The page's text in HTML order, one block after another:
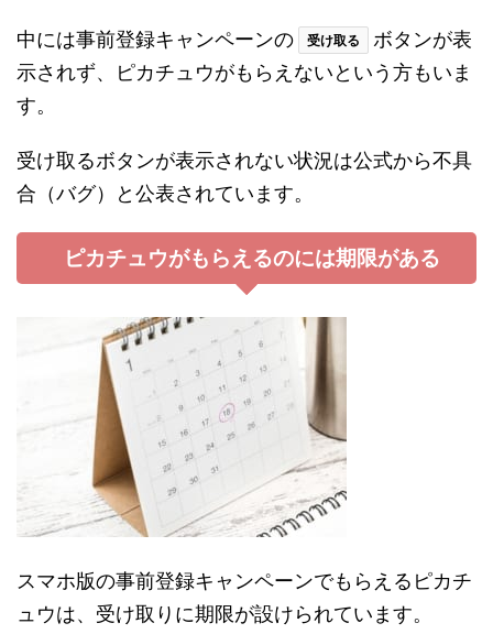
中には事前登録キャンペーンの 受け取る
ボタンが表
示されず、ピカチュウがもらえないという方もいま
す。
受け取るボタンが表示されない状況は公式から不具
合（バグ）と公表されています。
ピカチュウがもらえるのには期限がある
スマホ版の事前登録キャンペーンでもらえるピカチ
ュウは、受け取りに期限が設けられています。